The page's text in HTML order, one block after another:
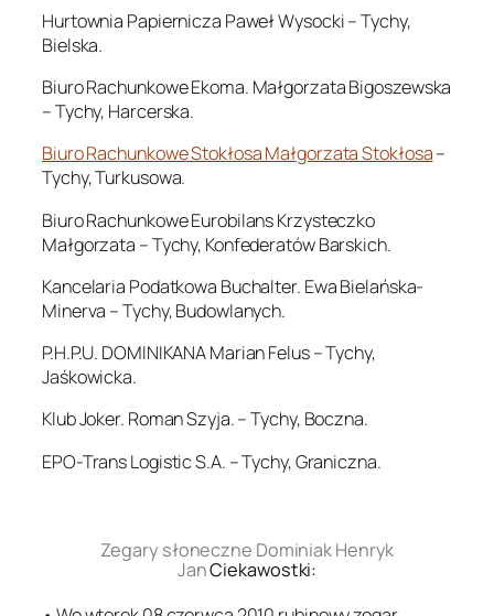
Hurtownia Papiernicza Paweł Wysocki – Tychy,
Bielska.
Biuro Rachunkowe Ekoma. Małgorzata Bigoszewska
– Tychy, Harcerska.
Biuro Rachunkowe Stokłosa Małgorzata Stokłosa–
Tychy, Turkusowa.
Biuro Rachunkowe Eurobilans Krzysteczko
Małgorzata – Tychy, Konfederatów Barskich.
Kancelaria Podatkowa Buchalter. Ewa Bielańska-
Minerva – Tychy, Budowlanych.
P.H.P.U. DOMINIKANA Marian Felus – Tychy,
Jaśkowicka.
Klub Joker. Roman Szyja. – Tychy, Boczna.
EPO-Trans Logistic S.A. – Tychy, Graniczna.
Zegary słoneczne Dominiak Henryk
JanCiekawostki: